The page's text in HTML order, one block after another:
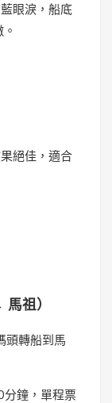
眼淚，船底
絕佳，適合
祖）
頭轉船到馬
分鐘，單程票